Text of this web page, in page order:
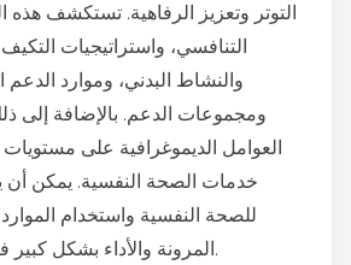
التوتر وتعزيز الرفاهية. تستكشف هذه
التنافسي، واستراتيجيات
والنشاط البدني، وموارد الدعم
ومجموعات الدعم. بالإضافة إلى
العوامل الديموغرافية على مستويات
خدمات الصحة النفسية. يمكن أن
للصحة النفسية واستخدام
المرونة والأداء بشكل كبير في البيئات التنافسية.